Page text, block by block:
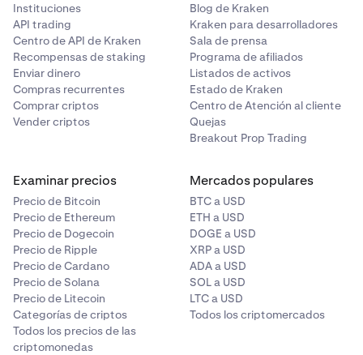
Instituciones
API trading
Centro de API de Kraken
Recompensas de staking
Enviar dinero
Compras recurrentes
Comprar criptos
Vender criptos
Blog de Kraken
Kraken para desarrolladores
Sala de prensa
Programa de afiliados
Listados de activos
Estado de Kraken
Centro de Atención al cliente
Quejas
Breakout Prop Trading
Examinar precios
Precio de Bitcoin
Precio de Ethereum
Precio de Dogecoin
Precio de Ripple
Precio de Cardano
Precio de Solana
Precio de Litecoin
Categorías de criptos
Todos los precios de las
criptomonedas
Mercados populares
BTC a USD
ETH a USD
DOGE a USD
XRP a USD
ADA a USD
SOL a USD
LTC a USD
Todos los criptomercados